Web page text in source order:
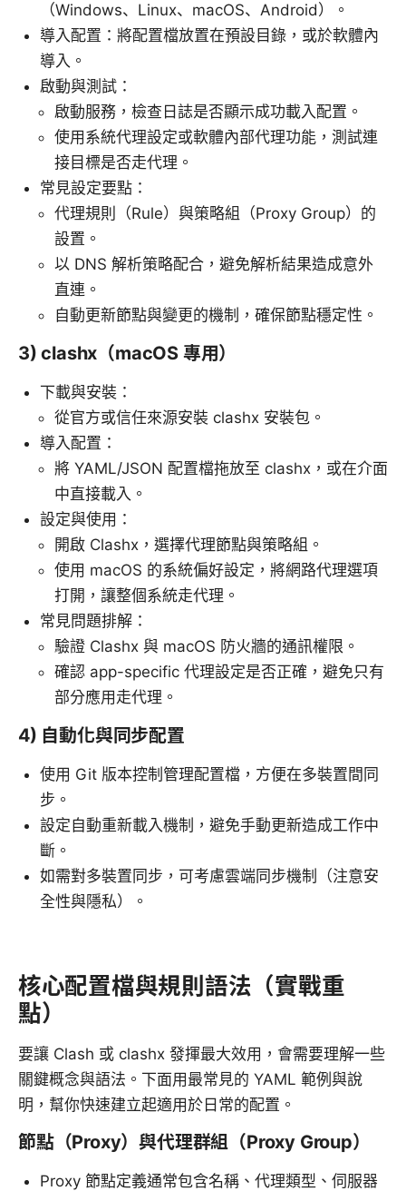
（Windows、Linux、macOS、Android）。
導入配置：將配置檔放置在預設目錄，或於軟體內
導入。
啟動與測試：
啟動服務，檢查日誌是否顯示成功載入配置。
使用系統代理設定或軟體內部代理功能，測試連
接目標是否走代理。
常見設定要點：
代理規則（Rule）與策略組（Proxy Group）的
設置。
以 DNS 解析策略配合，避免解析結果造成意外
直連。
自動更新節點與變更的機制，確保節點穩定性。
3) clashx（macOS 專用）
下載與安裝：
從官方或信任來源安裝 clashx 安裝包。
導入配置：
將 YAML/JSON 配置檔拖放至 clashx，或在介面
中直接載入。
設定與使用：
開啟 Clashx，選擇代理節點與策略組。
使用 macOS 的系統偏好設定，將網路代理選項
打開，讓整個系統走代理。
常見問題排解：
驗證 Clashx 與 macOS 防火牆的通訊權限。
確認 app-specific 代理設定是否正確，避免只有
部分應用走代理。
4) 自動化與同步配置
使用 Git 版本控制管理配置檔，方便在多裝置間同
步。
設定自動重新載入機制，避免手動更新造成工作中
斷。
如需對多裝置同步，可考慮雲端同步機制（注意安
全性與隱私）。
核心配置檔與規則語法（實戰重
點）
要讓 Clash 或 clashx 發揮最大效用，會需要理解一些
關鍵概念與語法。下面用最常見的 YAML 範例與說
明，幫你快速建立起適用於日常的配置。
節點（Proxy）與代理群組（Proxy Group）
Proxy 節點定義通常包含名稱、代理類型、伺服器